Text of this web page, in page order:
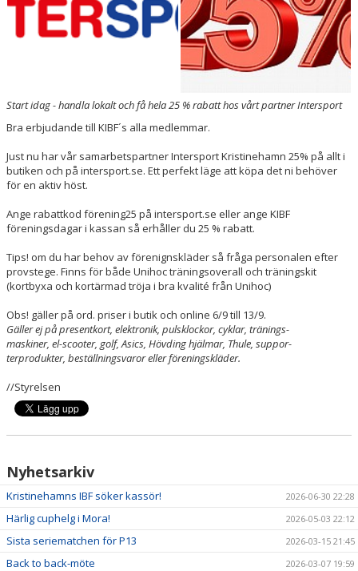
OM KLUBBEN
TRÄNINGSTIDER
KIOSK
DOMARE
Start idag - handla lokalt och få hela 25 % rabatt hos vårt partner Intersport
Bra erbjudande till KIBF´s alla medlemmar.
Just nu har vår samarbetspartner Intersport Kristinehamn 25% på allt i
butiken och på intersport.se. Ett perfekt läge att köpa det ni behöver
för en aktiv höst.
Ange rabattkod förening25 på intersport.se eller ange KIBF
föreningsdagar i kassan så erhåller du 25 % rabatt.
Tips! om du har behov av förenignskläder så fråga personalen efter
provstege. Finns för både Unihoc träningsoverall och träningskit
(kortbyxa och kortärmad tröja i bra kvalité från Unihoc)
Obs! gäller på ord. priser i butik och online 6/9 till 13/9.
Gäller ej på presentkort, elektronik, pulsklockor, cyklar, tränings-
maskiner, el-scooter, golf, Asics, Hövding hjälmar, Thule, suppor-
terprodukter, beställningsvaror eller föreningskläder.
//Styrelsen
Nyhetsarkiv
Kristinehamns IBF söker kassör! 2026-06-30 22:28
Härlig cuphelg i Mora! 2026-05-03 22:12
Sista seriematchen för P13 2026-03-15 21:45
Back to back-möte 2026-03-07 19:59